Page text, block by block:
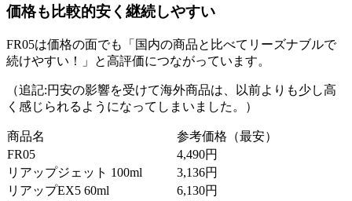
価格も比較的安く継続しやすい
FR05は価格の面でも「国内の商品と比べてリーズナブルで
続けやすい！」と高評価につながっています。
（追記:円安の影響を受けて海外商品は、以前よりも少し高
く感じられるようになってしまいました。）
商品名
参考価格（最安）
FR05
4,490円
リアップジェット 100ml
3,136円
リアップEX5 60ml
6,130円